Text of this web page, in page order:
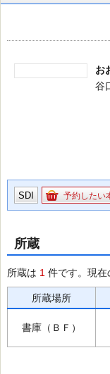
お
谷
SDI 予約したい
所蔵
所蔵は 1 件です。現在
所蔵場所
書庫（ＢＦ）